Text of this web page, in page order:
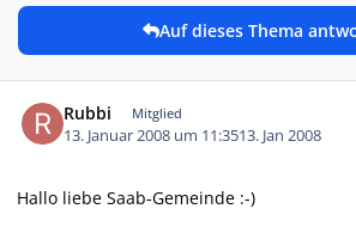
Auf dieses Thema
Rubbi Mitglied
13. Januar 2008 um 11:3513. Jan 2008
Hallo liebe Saab-Gemeinde :-)